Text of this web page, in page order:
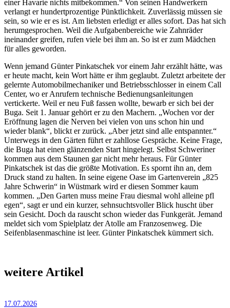
einer Havarie nichts mitbekommen.“ Von seinen Handwerkern
verlangt er hundertprozentige Pünktlichkeit. Zuverlässig müssen sie
sein, so wie er es ist. Am liebsten erledigt er alles sofort. Das hat sich
herumgesprochen. Weil die Aufgabenbereiche wie Zahnräder
ineinander greifen, rufen viele bei ihm an. So ist er zum Mädchen
für alles geworden.
Wenn jemand Günter Pinkatschek vor einem Jahr erzählt hätte, was
er heute macht, kein Wort hätte er ihm geglaubt. Zuletzt arbeitete der
gelernte Automobilmechaniker und Betriebsschlosser in einem Call
Center, wo er Anrufern technische Bedienungsanleitungen
vertickerte. Weil er neu Fuß fassen wollte, bewarb er sich bei der
Buga. Seit 1. Januar gehört er zu den Machern. „Wochen vor der
Eröffnung lagen die Nerven bei vielen von uns schon hin und
wieder blank“, blickt er zurück. „Aber jetzt sind alle entspannter.“
Unterwegs in den Gärten führt er zahllose Gespräche. Keine Frage,
die Buga hat einen glänzenden Start hingelegt. Selbst Schweriner
kommen aus dem Staunen gar nicht mehr heraus. Für Günter
Pinkatschek ist das die größte Motivation. Es spornt ihn an, dem
Druck stand zu halten. In seine eigene Oase im Gartenverein „825
Jahre Schwerin“ in Wüstmark wird er diesen Sommer kaum
kommen. „Den Garten muss meine Frau diesmal wohl alleine pfl
egen“, sagt er und ein kurzer, sehnsuchtsvoller Blick huscht über
sein Gesicht. Doch da rauscht schon wieder das Funkgerät. Jemand
meldet sich vom Spielplatz der Atolle am Franzosenweg. Die
Seifenblasenmaschine ist leer. Günter Pinkatschek kümmert sich.
weitere Artikel
17.07.2026